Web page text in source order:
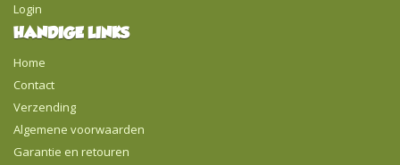
Login
HANDIGE LINKS
Home
Contact
Verzending
Algemene voorwaarden
Garantie en retouren